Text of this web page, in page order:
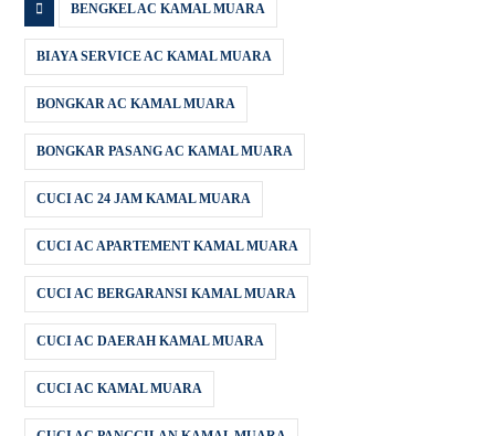
BENGKEL AC KAMAL MUARA
BIAYA SERVICE AC KAMAL MUARA
BONGKAR AC KAMAL MUARA
BONGKAR PASANG AC KAMAL MUARA
CUCI AC 24 JAM KAMAL MUARA
CUCI AC APARTEMENT KAMAL MUARA
CUCI AC BERGARANSI KAMAL MUARA
CUCI AC DAERAH KAMAL MUARA
CUCI AC KAMAL MUARA